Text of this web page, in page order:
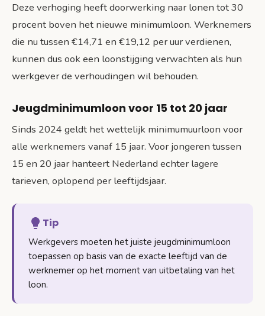
Deze verhoging heeft doorwerking naar lonen tot 30
procent boven het nieuwe minimumloon. Werknemers
die nu tussen €14,71 en €19,12 per uur verdienen,
kunnen dus ook een loonstijging verwachten als hun
werkgever de verhoudingen wil behouden.
Jeugdminimumloon voor 15 tot 20 jaar
Sinds 2024 geldt het wettelijk minimumuurloon voor
alle werknemers vanaf 15 jaar. Voor jongeren tussen
15 en 20 jaar hanteert Nederland echter lagere
tarieven, oplopend per leeftijdsjaar.
Tip
Werkgevers moeten het juiste jeugdminimumloon
toepassen op basis van de exacte leeftijd van de
werknemer op het moment van uitbetaling van het
loon.